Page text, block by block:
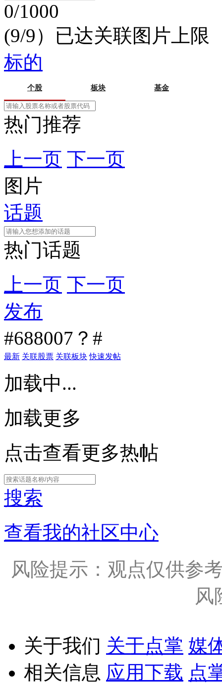
0/1000
(9/9）已达关联图片上限
标的
个股 板块 基金
热门推荐
上一页 下一页
图片
话题
热门话题
上一页 下一页
发布
#688007？#
最新 关联股票 关联板块 快速发帖
加载中...
加载更多
点击查看更多热帖
搜索
查看我的社区中心
风险提示：观点仅供参
风
关于我们 关于点掌 媒
相关信息 应用下载 点